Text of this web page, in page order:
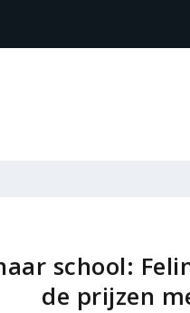
school:
de prijzen